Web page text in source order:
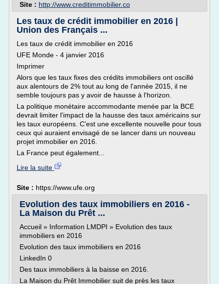
Site : http://www.creditimmobilier.co
Les taux de crédit immobilier en 2016 |
Union des Français ...
Les taux de crédit immobilier en 2016
UFE Monde - 4 janvier 2016
Imprimer
Alors que les taux fixes des crédits immobiliers ont oscillé
aux alentours de 2% tout au long de l'année 2015, il ne
semble toujours pas y avoir de hausse à l'horizon.
La politique monétaire accommodante menée par la BCE
devrait limiter l'impact de la hausse des taux américains sur
les taux européens. C'est une excellente nouvelle pour tous
ceux qui auraient envisagé de se lancer dans un nouveau
projet immobilier en 2016.
La France peut également...
Lire la suite
Site : https://www.ufe.org
Evolution des taux immobiliers en 2016 -
La Maison du Prêt ...
Accueil » Information LMDPI » Evolution des taux
immobiliers en 2016
Evolution des taux immobiliers en 2016
LinkedIn 0
Des taux immobiliers à la baisse en 2016.
La Maison du Prêt Immobilier suit de près les taux